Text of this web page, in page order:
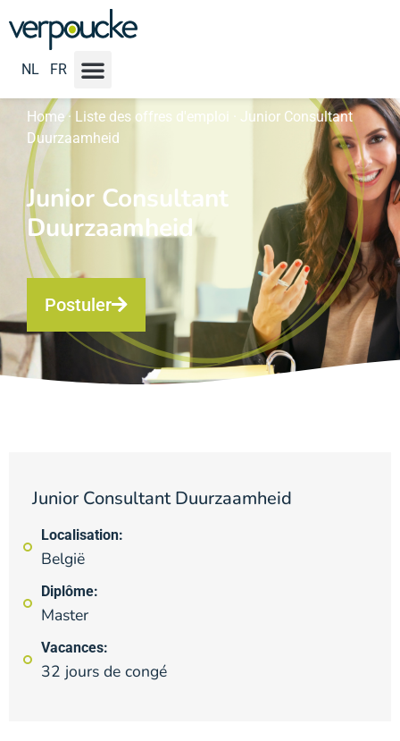
NL FR
Home· Liste des offres d'emploi · Junior Consultant
Duurzaamheid
Junior Consultant
Duurzaamheid
Postuler
Junior Consultant Duurzaamheid
Localisation:
België
Diplôme:
Master
Vacances:
32 jours de congé